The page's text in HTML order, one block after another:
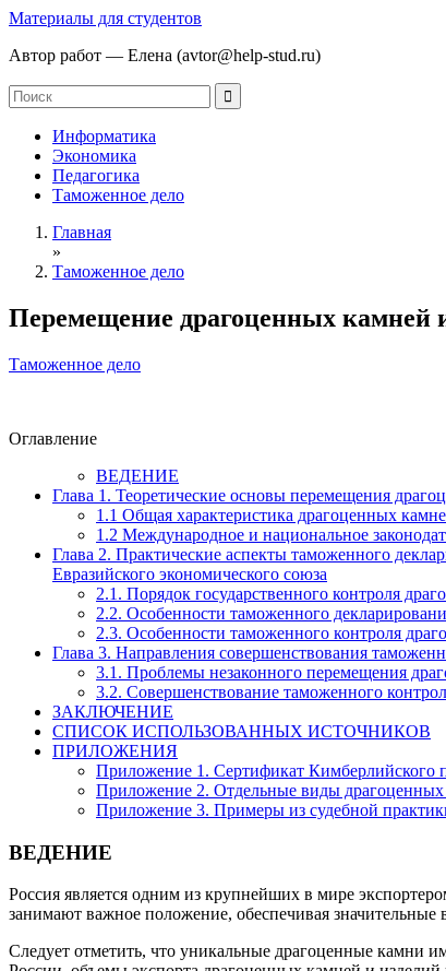
Материалы для студентов
Автор работ — Елена (avtor@help-stud.ru)
Информатика
Экономика
Педагогика
Таможенное дело
Главная
»
Таможенное дело
Перемещение драгоценных камней
Таможенное дело
Оглавление
ВЕДЕНИЕ
Глава 1. Теоретические основы перемещения
1.1 Общая характеристика драгоценных
1.2 Международное и национальное
Глава 2. Практические аспекты таможенного
Евразийского экономического союза
2.1. Порядок государственного контроля
2.2. Особенности таможенного
2.3. Особенности таможенного контроля
Глава 3. Направления совершенствования
3.1. Проблемы незаконного перемещения
3.2. Совершенствование таможенного
ЗАКЛЮЧЕНИЕ
СПИСОК ИСПОЛЬЗОВАННЫХ ИСТОЧНИКОВ
ПРИЛОЖЕНИЯ
Приложение 1. Сертификат Кимберлийского
Приложение 2. Отдельные виды
Приложение 3. Примеры из судебной
ВЕДЕНИЕ
Россия является одним из крупнейших в мире
занимают важное положение, обеспечивая
Следует отметить, что уникальные драгоценные камни